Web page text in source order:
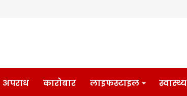
अपराध कारोबार लाइफस्टाइल स्वास्थ्य